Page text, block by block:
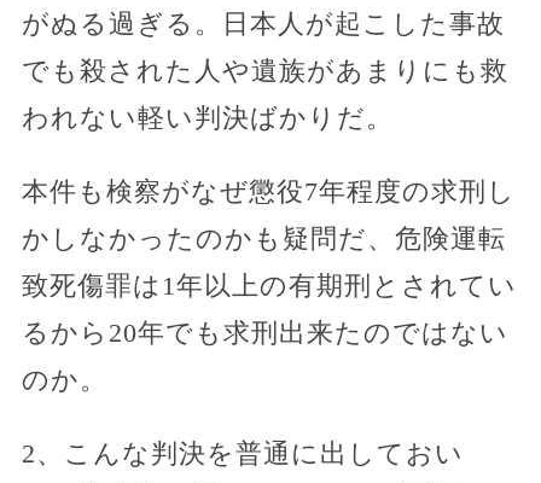
がぬる過ぎる。日本人が起こした事故
でも殺された人や遺族があまりにも救
われない軽い判決ばかりだ。
本件も検察がなぜ懲役7年程度の求刑し
かしなかったのかも疑問だ、危険運転
致死傷罪は1年以上の有期刑とされてい
るから20年でも求刑出来たのではない
のか。
2、こんな判決を普通に出しておい